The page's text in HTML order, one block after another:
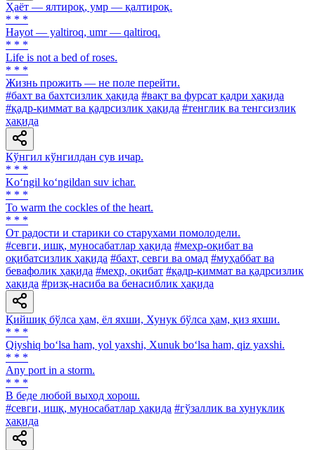
Ҳаёт — ялтироқ, умр — қалтироқ.
* * *
Hayot — yaltiroq, umr — qaltiroq.
* * *
Life is not a bed of roses.
* * *
Жизнь прожить — не поле перейти.
#бахт ва бахтсизлик ҳақида #вақт ва фурсат қадри ҳақида
#қадр-қиммат ва қадрсизлик ҳақида #тенглик ва тенгсизлик
ҳақида
Кўнгил кўнгилдан сув ичар.
* * *
Ko‘ngil ko‘ngildan suv ichar.
* * *
To warm the cockles of the heart.
* * *
От радости и старики со старухами помолодели.
#севги, ишқ, муносабатлар ҳақида #меҳр-оқибат ва
оқибатсизлик ҳақида #бахт, севги ва омад #муҳаббат ва
бевафолик ҳақида #меҳр, оқибат #қадр-қиммат ва қадрсизлик
ҳақида #ризқ-насиба ва бенасиблик ҳақида
Қийшиқ бўлса ҳам, ёл яхши, Хунук бўлса ҳам, қиз яхши.
* * *
Qiyshiq bo‘lsa ham, yol yaxshi, Xunuk bo‘lsa ham, qiz yaxshi.
* * *
Any port in a storm.
* * *
В беде любой выход хорош.
#севги, ишқ, муносабатлар ҳақида #гўзаллик ва хунуклик
ҳақида